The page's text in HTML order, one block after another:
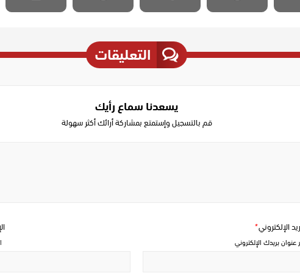
التعليقات
يسعدنا سماع رأيك
قم بالتسجيل وإستمتع بمشاركة أرائك أكثر سهولة
الإلكتروني*
عنوان بريدك الإلكتروني